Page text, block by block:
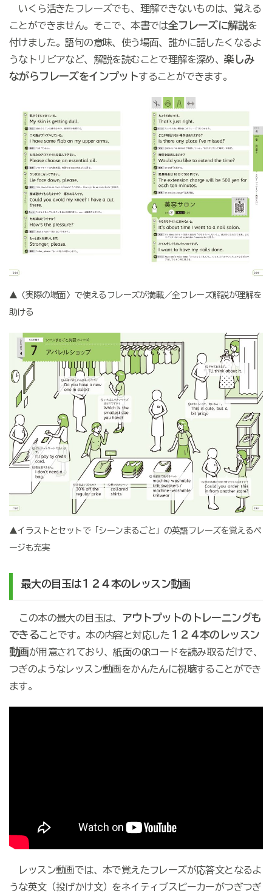
いくら活きたフレーズでも、理解できないものは、覚える
ことができません。そこで、本書では全フレーズに解説を
付けました。語句の意味、使う場面、誰かに話したくなるよ
うなトリビアなど、解説を読むことで理解を深め、楽しみ
ながらフレーズをインプットすることができます。
▲〈実際の場面〉で使えるフレーズが満載／全フレーズ解説が理解を
助ける
▲イラストとセットで「シーンまるごと」の英語フレーズを覚えるペ
ージも充実
最大の目玉は１２４本のレッスン動画
この本の最大の目玉は、 アウトプットのトレーニングも
できることです。本の内容と対応した １２４本のレッスン
動画が用意されており、紙面のQRコードを読み取るだけで、
つぎのようなレッスン動画をかんたんに視聴することができ
ます。
レッスン動画では、本で覚えたフレーズが応答文となるよ
うな英文（投げかけ文）をネイティブスピーカーがつぎつぎ